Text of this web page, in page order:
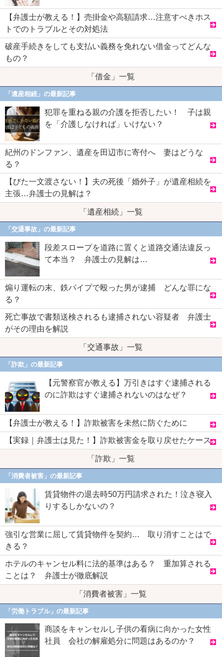
【弁護士が教える！】売掛金や高額請求…注意すべきホス
トでのトラブルとその対処法
破産手続きをしても支払い義務を免れない借金ってどんな
もの？
「借金」一覧
「遺産相続」の最新記事
犯罪を重ねる親の介護を拒否したい！ 子は親
を「介護しなければ」いけない？
紀州のドンファン、遺産を田辺市に寄付へ 妻はどうな
る？
【びた一文渡さない！】夫の死後「婚外子」が遺産相続を
主張…弁護士の見解は？
「遺産相続」一覧
「交通事故」の最新記事
段差スロープを道路に置くと道路交通法違反っ
て本当？ 弁護士の見解は…
煽り運転の末、鉄パイプで殴った男が逮捕 どんな罪にな
る？
死亡事故で書類送検されるも逮捕されない容疑者 弁護士
がその理由を解説
「交通事故」一覧
「詐欺」の最新記事
【元警察官が教える】万引きはすぐ逮捕される
のに詐欺はすぐ逮捕されないのはなぜ？
【弁護士が教える！】詐欺被害を未然に防ぐために
【実録｜弁護士は見た！】詐欺被害金を取り戻せたケース
「詐欺」一覧
「消費者被害」の最新記事
賃貸物件の退去時50万円請求された！泣き寝入
りするしかないの？
強引な営業に屈して賃貸物件を契約… 取り消すことはで
きる？
ホテルのキャンセル料に法的基準はある？ 重加算される
ことは？ 弁護士が徹底解説
「消費者被害」一覧
「労働トラブル」の最新記事
商談をキャンセルし子供の看病に向かった女性
社員 会社の解雇処分に問題はあるのか？